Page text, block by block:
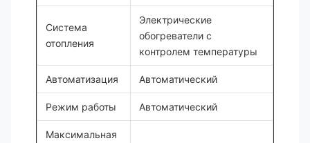
Система
отопления
Электрические
обогреватели с
контролем температуры
Автоматизация Автоматический
Режим работы Автоматический
Максимальная